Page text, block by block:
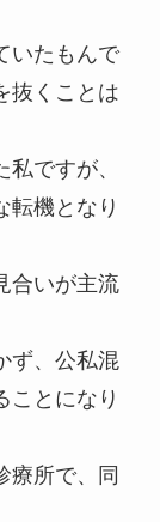
いたもんで
抜くことは
ですが、
転機となり
合いが主流
ず、公私混
ことになり
療所で、同